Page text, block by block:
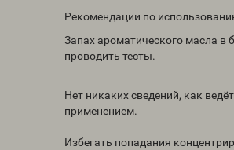
Рекомендации по
Запах ароматического масла в
проводить тесты.
Нет никаких сведений, как
применением.
Избегать попадания